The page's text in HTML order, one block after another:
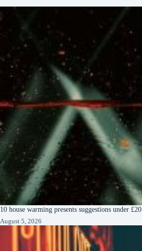
10 house warming presents suggestions under £20
August 5, 2026